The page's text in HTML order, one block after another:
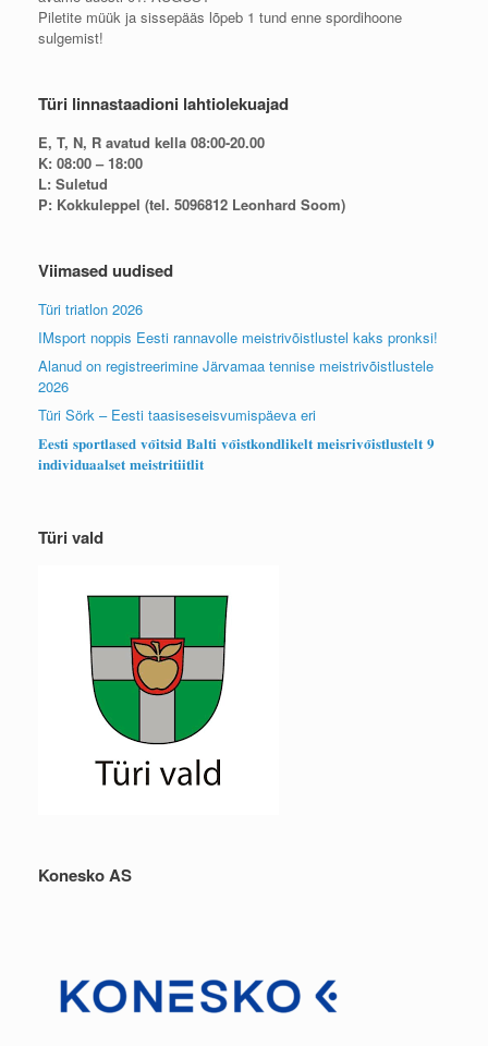
Piletite müük ja sissepääs lõpeb 1 tund enne spordihoone
sulgemist!
Türi linnastaadioni lahtiolekuajad
E, T, N, R avatud kella 08:00-20.00
K: 08:00 – 18:00
L: Suletud
P: Kokkuleppel (tel. 5096812 Leonhard Soom)
Viimased uudised
Türi triatlon 2026
IMsport noppis Eesti rannavolle meistrivõistlustel kaks pronksi!
Alanud on registreerimine Järvamaa tennise meistrivõistlustele
2026
Türi Sörk – Eesti taasiseseisvumispäeva eri
𝐄𝐞𝐬𝐭𝐢 𝐬𝐩𝐨𝐫𝐭𝐥𝐚𝐬𝐞𝐝 𝐯𝐨̃𝐢𝐭𝐬𝐢𝐝 𝐁𝐚𝐥𝐭𝐢 𝐯𝐨̃𝐢𝐬𝐭𝐤𝐨𝐧𝐝𝐥𝐢𝐤𝐞𝐥𝐭 𝐦𝐞𝐢𝐬𝐫𝐢𝐯𝐨̃𝐢𝐬𝐭𝐥𝐮𝐬𝐭𝐞𝐥𝐭 𝟗
𝐢𝐧𝐝𝐢𝐯𝐢𝐝𝐮𝐚𝐚𝐥𝐬𝐞𝐭 𝐦𝐞𝐢𝐬𝐭𝐫𝐢𝐭𝐢𝐢𝐭𝐥𝐢𝐭
Türi vald
Konesko AS